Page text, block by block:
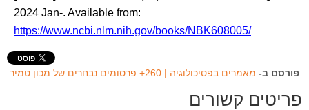
2024 Jan-. Available from:
https://www.ncbi.nlm.nih.gov/books/NBK608005/
פורסם ב- מאמרים בפסיכולוגיה | 260+ פרסומים נבחרים של מכון טמיר
פריטים קשורים